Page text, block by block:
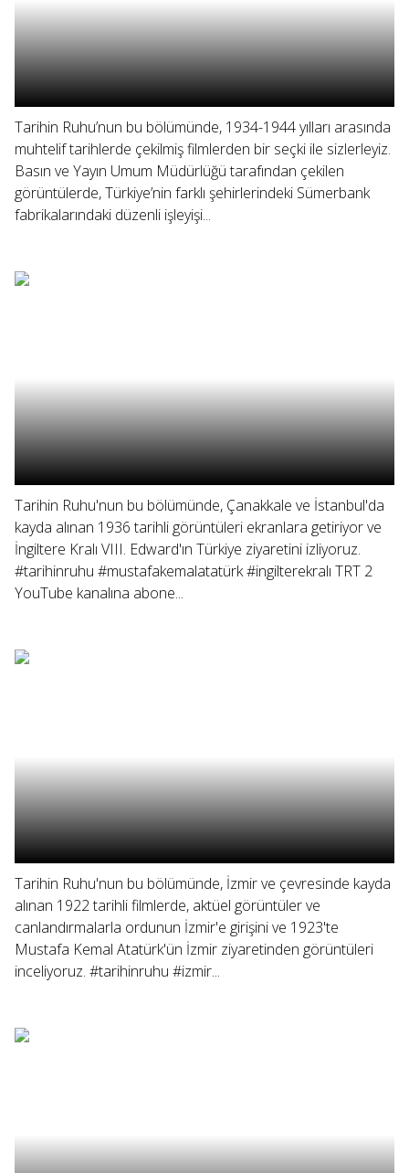
Tarihin Ruhu’nun bu bölümünde, 1934-1944 yılları arasında
muhtelif tarihlerde çekilmiş filmlerden bir seçki ile sizlerleyiz.
Basın ve Yayın Umum Müdürlüğü tarafından çekilen
görüntülerde, Türkiye’nin farklı şehirlerindeki Sümerbank
fabrikalarındaki düzenli işleyişi...
Tarihin Ruhu'nun bu bölümünde, Çanakkale ve İstanbul'da
kayda alınan 1936 tarihli görüntüleri ekranlara getiriyor ve
İngiltere Kralı VIII. Edward'ın Türkiye ziyaretini izliyoruz.
#tarihinruhu #mustafakemalatatürk #ingilterekralı TRT 2
YouTube kanalına abone...
Tarihin Ruhu'nun bu bölümünde, İzmir ve çevresinde kayda
alınan 1922 tarihli filmlerde, aktüel görüntüler ve
canlandırmalarla ordunun İzmir'e girişini ve 1923'te
Mustafa Kemal Atatürk'ün İzmir ziyaretinden görüntüleri
inceliyoruz. #tarihinruhu #izmir...